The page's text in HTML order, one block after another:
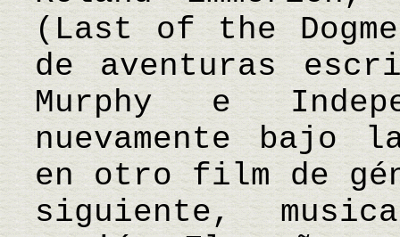
(Last of the
de aventuras
Murphy e
nuevamente bajo
en otro film de
siguiente,